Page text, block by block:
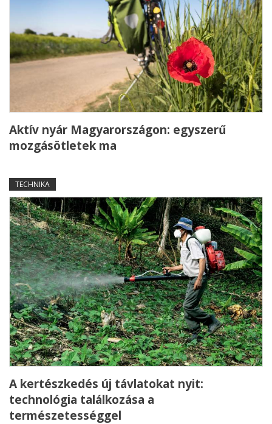
Aktív nyár Magyarországon: egyszerű
mozgásötletek ma
TECHNIKA
A kertészkedés új távlatokat nyit:
technológia találkozása a
természetességgel